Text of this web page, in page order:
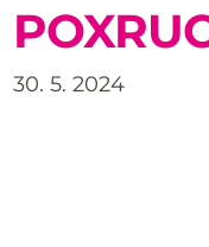
30. 5. 2024